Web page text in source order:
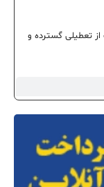
تعطیلی گسترده و